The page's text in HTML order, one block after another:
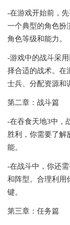
-在游戏开始前，
一个典型的角色扮
角色等级和能力。
-游戏中的战斗采
择合适的战术。在
士兵、分配资源和
第二章：战斗篇
-在吞食天地3中，
胜利，你需要了解
能。
-在战斗中，你还
和阵型。合理利用
键。
第三章：任务篇